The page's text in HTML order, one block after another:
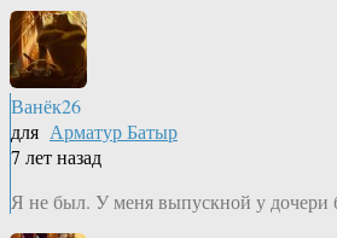
Ванёк26
для Арматур Батыр
7 лет назад
Я не был. У меня выпускной у